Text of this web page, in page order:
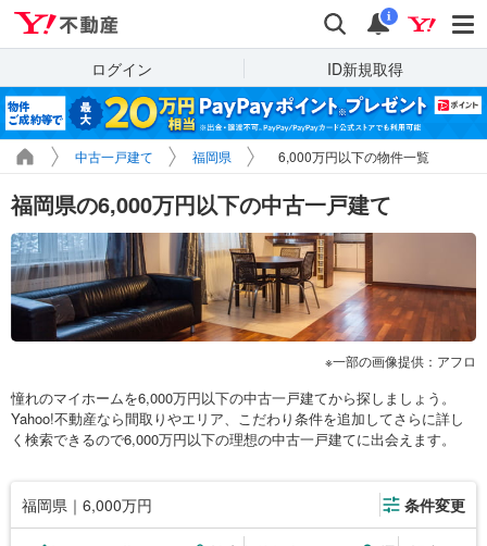
検索 通知
i
ログイン ID新規取得
中古一戸建て 福岡県 6,000万円以下の物件一覧
福岡県の6,000万円以下の中古一戸建て
一部の画像提供：アフロ
憧れのマイホームを6,000万円以下の中古一戸建てから探しましょう。
Yahoo!不動産なら間取りやエリア、こだわり条件を追加してさらに詳し
く検索できるので6,000万円以下の理想の中古一戸建てに出会えます。
福岡県｜6,000万円 条件変更